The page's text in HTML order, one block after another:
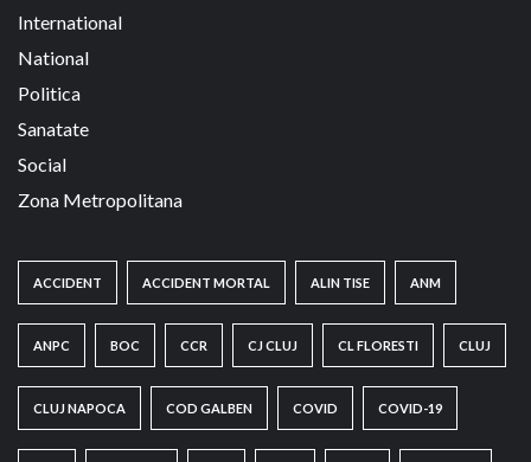
International
National
Politica
Sanatate
Social
Zona Metropolitana
ACCIDENT ACCIDENT MORTAL ALIN TISE ANM
ANPC BOC CCR CJ CLUJ CL FLORESTI CLUJ
CLUJ NAPOCA COD GALBEN COVID COVID-19